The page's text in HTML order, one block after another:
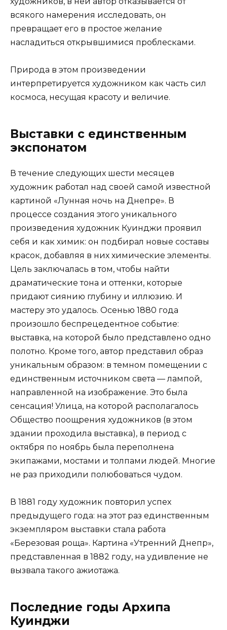
всякого намерения исследовать, он
превращает его в простое желание
насладиться открывшимися проблесками.
Природа в этом произведении
интерпретируется художником как часть сил
космоса, несущая красоту и величие.
Выставки с единственным
экспонатом
В течение следующих шести месяцев
художник работал над своей самой известной
картиной «Лунная ночь на Днепре». В
процессе создания этого уникального
произведения художник Куинджи проявил
себя и как химик: он подбирал новые составы
красок, добавляя в них химические элементы.
Цель заключалась в том, чтобы найти
драматические тона и оттенки, которые
придают сиянию глубину и иллюзию. И
мастеру это удалось. Осенью 1880 года
произошло беспрецедентное событие:
выставка, на которой было представлено одно
полотно. Кроме того, автор представил образ
уникальным образом: в темном помещении с
единственным источником света — лампой,
направленной на изображение. Это была
сенсация! Улица, на которой располагалось
Общество поощрения художников (в этом
здании проходила выставка), в период с
октября по ноябрь была переполнена
экипажами, мостами и толпами людей. Многие
не раз приходили полюбоваться чудом.
В 1881 году художник повторил успех
предыдущего года: на этот раз единственным
экземпляром выставки стала работа
«Березовая роща». Картина «Утренний Днепр»,
представленная в 1882 году, на удивление не
вызвала такого ажиотажа.
Последние годы Архипа
Куинджи